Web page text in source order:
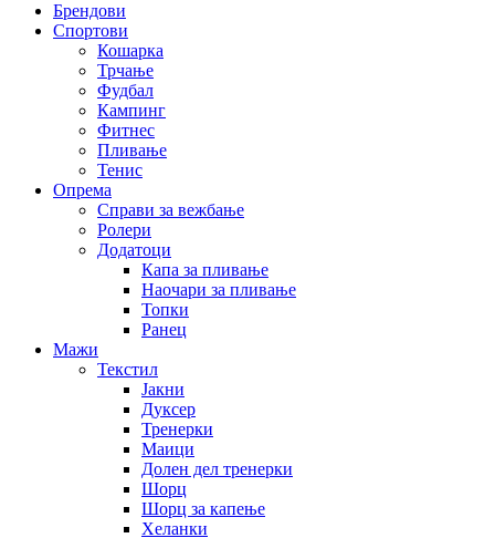
Брендови
Спортови
Кошарка
Трчање
Фудбал
Кампинг
Фитнес
Пливање
Тенис
Опрема
Справи за вежбање
Ролери
Додатоци
Капа за пливање
Наочари за пливање
Топки
Ранец
Мажи
Текстил
Јакни
Дуксер
Тренерки
Маици
Долен дел тренерки
Шорц
Шорц за капење
Хеланки